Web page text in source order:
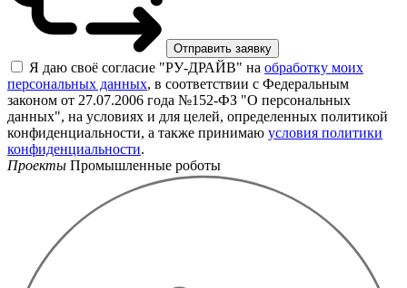
Я даю своё согласие "РУ-ДРАЙВ" на обработку моих
персональных данных, в соответствии с Федеральным
законом от 27.07.2006 года №152-ФЗ "О персональных
данных", на условиях и для целей, определенных политикой
конфиденциальности, а также принимаю условия политики
конфиденциальности.
Проекты Промышленные роботы